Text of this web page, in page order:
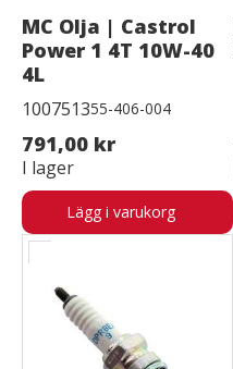
MC Olja | Castrol
Power 1 4T 10W-40
4L
100751355-406-004
791,00 kr
I lager
Lägg i varukorg